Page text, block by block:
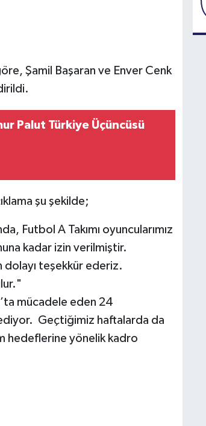
Şamil Başaran ve Enver Cenk
Palut Türkiye Üçüncüsü
şu şekilde;
Futbol A Takımı oyuncularımız
kadar izin verilmiştir.
dolayı teşekkür ederiz.
mücadele eden 24
Geçtiğimiz haftalarda da
hedeflerine yönelik kadro